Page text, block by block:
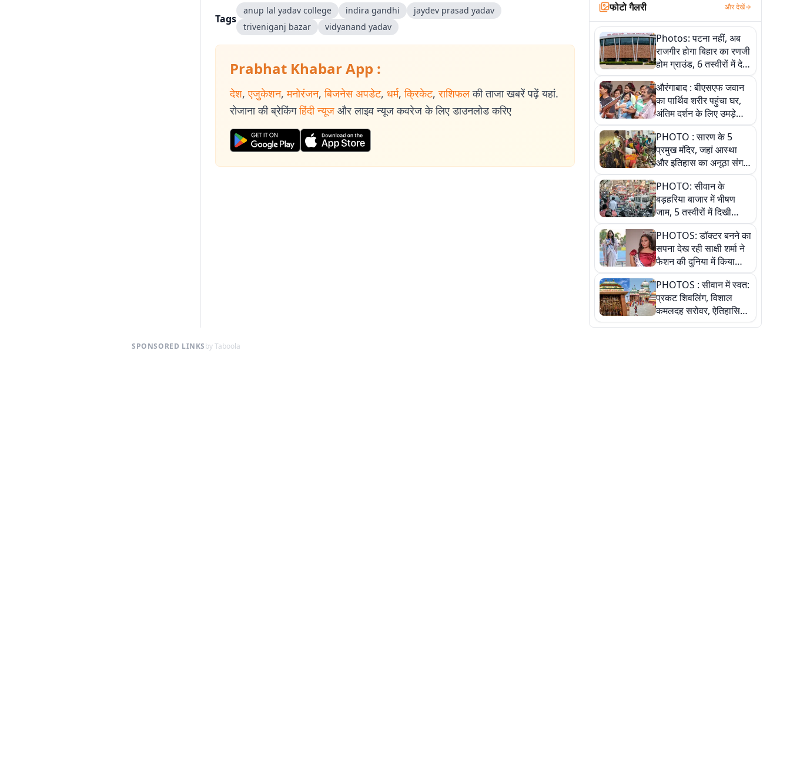
Tags
anup lal yadav college indira gandhi
jaydev prasad yadav
triveniganj bazar
vidyanand yadav
Prabhat Khabar App :
देश, एजुकेशन, मनोरंजन, बिजनेस अपडेट, धर्म, क्रिकेट, राशिफल की ताजा खबरें पढ़ें यहां.
रोजाना की ब्रेकिंग हिंदी न्यूज और लाइव न्यूज कवरेज के लिए डाउनलोड करिए
फोटो गैलरी और देखें
Photos: पटना नहीं, अब
राजगीर होगा बिहार का रणजी
होम ग्राउंड, 6 तस्वीरों में देखें
नए स्टेडियम की पूरी कहानी
औरंगाबाद : बीएसएफ जवान
का पार्थिव शरीर पहुंचा घर,
अंतिम दर्शन के लिए उमड़े
लोग
PHOTO : सारण के 5
प्रमुख मंदिर, जहां आस्था
और इतिहास का अनूठा संगम,
तस्वीरों में जानिए
PHOTO: सीवान के
बड़हरिया बाजार में भीषण
जाम, 5 तस्वीरों में दिखी
अव्यवस्था
PHOTOS: डॉक्टर बनने का
सपना देख रही साक्षी शर्मा ने
फैशन की दुनिया में किया
कमाल,जानिए बेगूसराय की
बेटी ने कैसे दी अपने सपनों
को उड़ान
PHOTOS : सीवान में स्वत:
प्रकट शिवलिंग, विशाल
कमलदह सरोवर, ऐतिहासिक
महेंद्रनाथ मंदिर और घंटाघर
SPONSORED LINKSby Taboola